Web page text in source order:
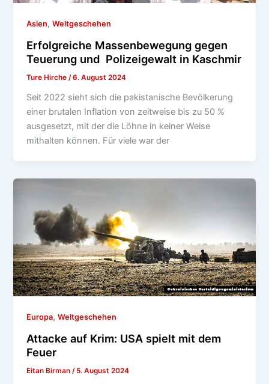
Asien,Weltgeschehen
Erfolgreiche Massenbewegung gegen
Teuerung und Polizeigewalt in Kaschmir
Ture Hirche/6. August 2024
Seit 2022 sieht sich die pakistanische Bevölkerung
einer brutalen Inflation von zeitweise bis zu 50 %
ausgesetzt, mit der die Löhne in keiner Weise
mithalten können. Für viele war der
Europa,Weltgeschehen
Attacke auf Krim: USA spielt mit dem
Feuer
Eitan Birman / 5. August 2024